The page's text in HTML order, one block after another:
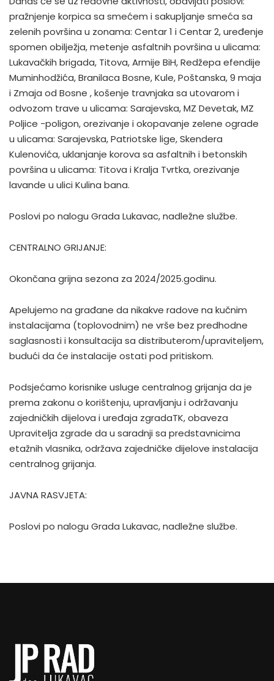
pražnjenje korpica sa smećem i sakupljanje smeća sa
zelenih površina u zonama: Centar 1 i Centar 2, uređenje
spomen obilježja, metenje asfaltnih površina u ulicama:
Lukavačkih brigada, Titova, Armije BiH, Redžepa efendije
Muminhodžića, Branilaca Bosne, Kule, Poštanska, 9 maja
i Zmaja od Bosne , košenje travnjaka sa utovarom i
odvozom trave u ulicama: Sarajevska, MZ Devetak, MZ
Poljice -poligon, orezivanje i okopavanje zelene ograde
u ulicama: Sarajevska, Patriotske lige, Skendera
Kulenovića, uklanjanje korova sa asfaltnih i betonskih
površina u ulicama: Titova i Kralja Tvrtka, orezivanje
lavande u ulici Kulina bana.
Poslovi po nalogu Grada Lukavac, nadležne službe.
CENTRALNO GRIJANJE:
Okončana grijna sezona za 2024/2025.godinu.
Apelujemo na građane da nikakve radove na kučnim
instalacijama (toplovodnim) ne vrše bez predhodne
saglasnosti i konsultacija sa distributerom/upraviteljem,
budući da će instalacije ostati pod pritiskom.
Podsjećamo korisnike usluge centralnog grijanja da je
prema zakonu o korištenju, upravljanju i održavanju
zajedničkih dijelova i uređaja zgradaTK, obaveza
Upravitelja zgrade da u saradnji sa predstavnicima
etažnih vlasnika, održava zajedničke dijelove instalacija
centralnog grijanja.
JAVNA RASVJETA:
Poslovi po nalogu Grada Lukavac, nadležne službe.